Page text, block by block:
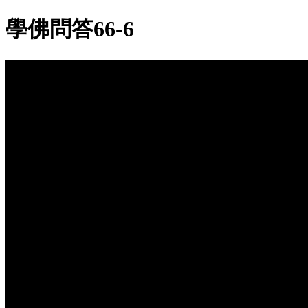
學佛問答66-6